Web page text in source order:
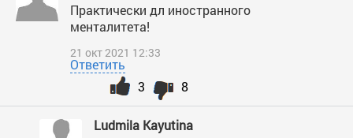
Практически дл иностранного
менталитета!
21 окт 2021 12:33
Ответить
8
3
Ludmila Kayutina